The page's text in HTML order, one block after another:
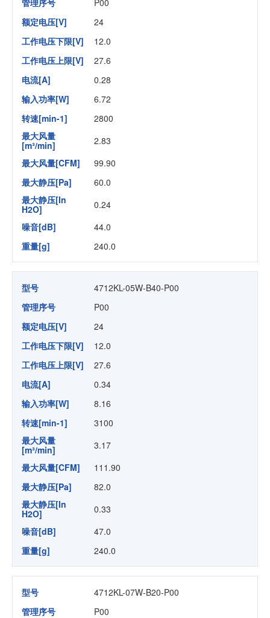
额定电压[V]
24
工作电压下限[V]
12.0
工作电压上限[V]
27.6
电流[A]
0.28
输入功率[W]
6.72
转速[min-1]
2800
最大风量
[m³/min]
2.83
最大风量[CFM]
99.90
最大静压[Pa]
60.0
最大静压[In
H2O]
0.24
噪音[dB]
44.0
重量[g]
240.0
型号
4712KL-05W-B40-P00
管理序号
P00
额定电压[V]
24
工作电压下限[V]
12.0
工作电压上限[V]
27.6
电流[A]
0.34
输入功率[W]
8.16
转速[min-1]
3100
最大风量
[m³/min]
3.17
最大风量[CFM]
111.90
最大静压[Pa]
82.0
最大静压[In
H2O]
0.33
噪音[dB]
47.0
重量[g]
240.0
型号
4712KL-07W-B20-P00
管理序号
P00